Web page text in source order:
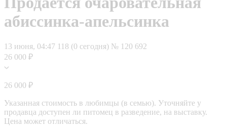
абиссинка-апельсинка
13 июня, 04:47 118 (0 сегодня) № 120 692
26 000 ₽
26 000 ₽
Указанная стоимость в любимцы (в семью). Уточняйте у
продавца доступен ли питомец в разведение, на выставку.
Цена может отличаться.